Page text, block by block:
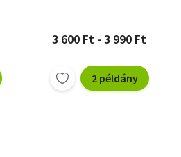
3 600 Ft - 3 990 Ft
2 példány